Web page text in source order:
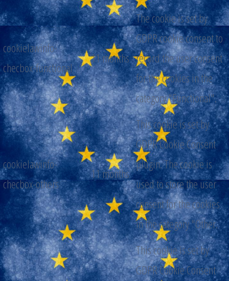
cookielawinfo-
checbox-functional
11 months
The cookie is set by
GDPR cookie consent to
record the user consent
for the cookies in the
category "Functional".
cookielawinfo-
checbox-others
11 months
This cookie is set by
GDPR Cookie Consent
plugin. The cookie is
used to store the user
consent for the cookies
in the category "Other.
This cookie is set by
GDPR Cookie Consent